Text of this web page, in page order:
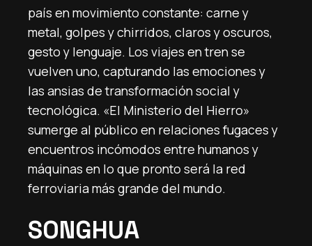
país en movimiento constante: carne y
metal, golpes y chirridos, claros y oscuros,
gesto y lenguaje. Los viajes en tren se
vuelven uno, capturando las emociones y
las ansias de transformación social y
tecnológica. «El Ministerio del Hierro»
sumerge al público en relaciones fugaces y
encuentros incómodos entre humanos y
máquinas en lo que pronto será la red
ferroviaria más grande del mundo.
SONGHUA